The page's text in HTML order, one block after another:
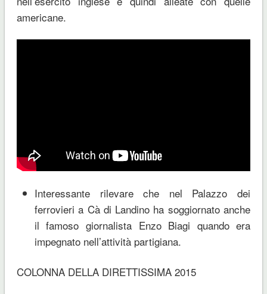
americane.
Interessante rilevare che nel Palazzo dei
ferrovieri a Cà di Landino ha soggiornato anche
il famoso giornalista Enzo Biagi quando era
impegnato nell’attività partigiana.
COLONNA DELLA DIRETTISSIMA 2015